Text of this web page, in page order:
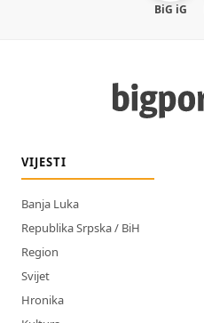
BiG iG
VIJESTI
Banja Luka
Republika Srpska / BiH
Region
Svijet
Hronika